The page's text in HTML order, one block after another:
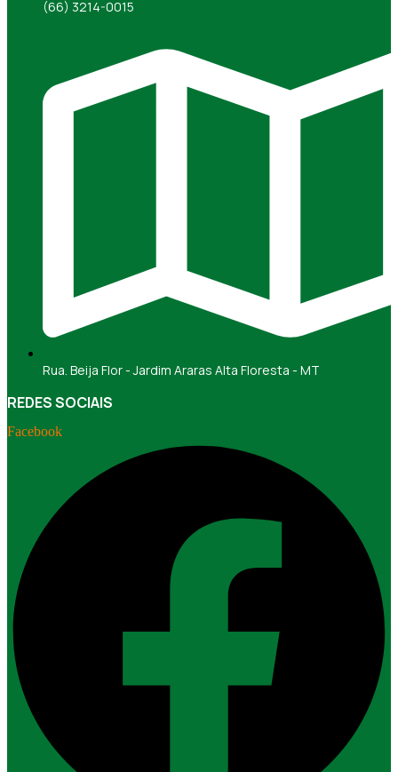
(66) 3214-0015
Rua. Beija Flor - Jardim Araras Alta Floresta - MT
REDES SOCIAIS
Facebook